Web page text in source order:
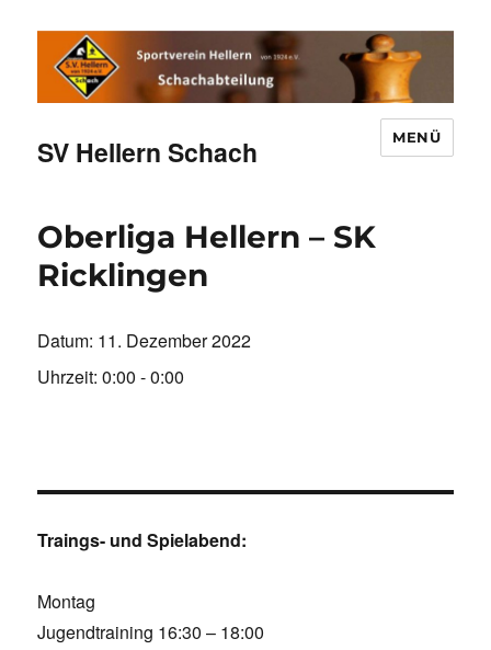
SV Hellern Schach MENÜ
Oberliga Hellern – SK
Ricklingen
Datum: 11. Dezember 2022
Uhrzeit:0:00 - 0:00
Traings- und Spielabend:
Montag
Jugendtraining 16:30 – 18:00